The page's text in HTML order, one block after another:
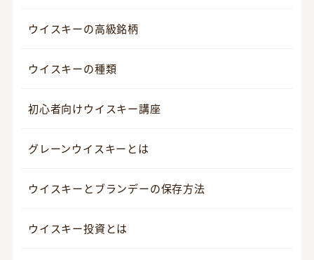
ウイスキーの高級銘柄
ウイスキーの種類
初心者向けウイスキー講座
グレーンウイスキーとは
ウイスキーとブランデーの保存方法
ウイスキー投資とは